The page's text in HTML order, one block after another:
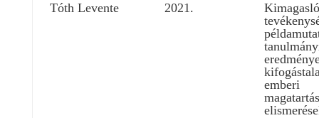
Tóth Levente
2021.
emberi